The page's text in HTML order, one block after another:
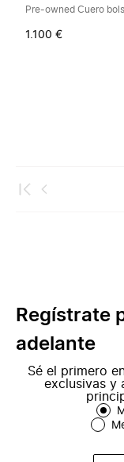
1.100 €
Regístrate
adelante
Sé el primero
exclusivas y